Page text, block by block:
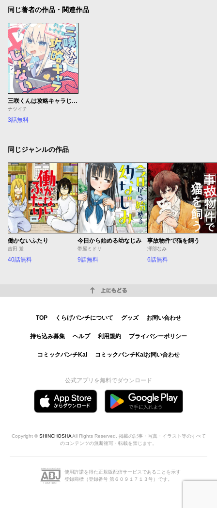
同じ著者の作品・関連作品
三咲くんは攻略キャラじゃない
ナツイチ
3話無料
同じジャンルの作品
働かないふたり
吉田 覚
40話無料
今日から始める幼なじみ
帯屋ミドリ
9話無料
事故物件で猫を飼う
澤部なみ
6話無料
TOP くらげバンチについて グッズ お問い合わせ
持ち込み募集 ヘルプ 利用規約 プライバシーポリシー
コミックバンチKai コミックバンチKaiお問い合わせ
公式アプリを無料でダウンロード
Copyright © SHINCHOSHAAll Rights Reserved. 掲載の記事・写真・イラスト等のすべて
のコンテンツの無断複写・転載を禁じます。
使用許諾を得た正規版配信サービスであることを示す
登録商標（登録番号 第６０９１７１３号）です。